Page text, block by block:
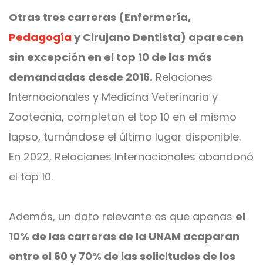
Otras tres carreras (Enfermería,
Pedagogía y Cirujano Dentista) aparecen
sin excepción en el top 10 de las más
demandadas desde 2016. Relaciones
Internacionales y Medicina Veterinaria y
Zootecnia, completan el top 10 en el mismo
lapso, turnándose el último lugar disponible.
En 2022, Relaciones Internacionales abandonó
el top 10.
Además, un dato relevante es que apenas el
10% de las carreras de la UNAM acaparan
entre el 60 y 70% de las solicitudes de los